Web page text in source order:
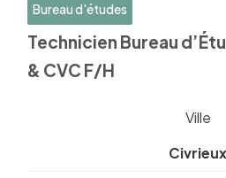
Bureau d'études
Technicien Bureau
& CVC F/H
Ville
Civrieux